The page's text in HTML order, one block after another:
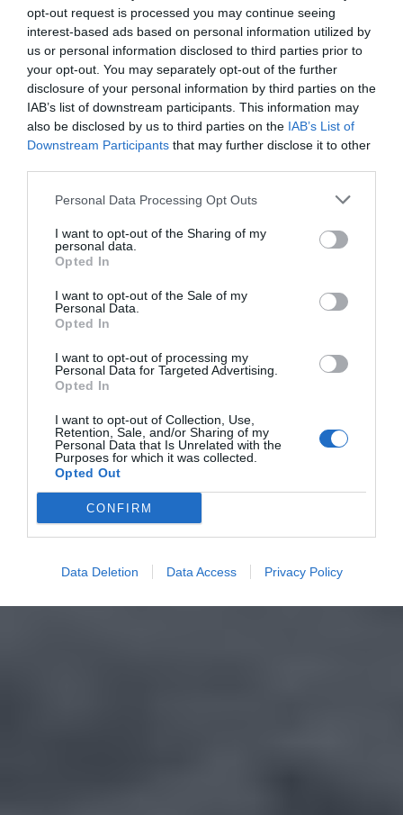
opt-out request is processed you may continue seeing
interest-based ads based on personal information utilized by
us or personal information disclosed to third parties prior to
your opt-out. You may separately opt-out of the further
disclosure of your personal information by third parties on the
IAB’s list of downstream participants. This information may
also be disclosed by us to third parties on the IAB’s List of
Downstream Participants that may further disclose it to other
Personal Data Processing Opt Outs
I want to opt-out of the Sharing of my
personal data.
Opted In
I want to opt-out of the Sale of my
Personal Data.
Opted In
I want to opt-out of processing my
Personal Data for Targeted Advertising.
Opted In
I want to opt-out of Collection, Use,
Retention, Sale, and/or Sharing of my
Personal Data that Is Unrelated with the
Purposes for which it was collected.
Opted Out
CONFIRM
Data Deletion Data Access Privacy Policy